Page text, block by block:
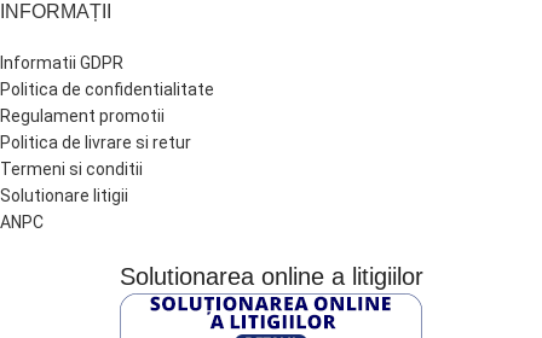
INFORMAȚII
Informatii GDPR
Politica de confidentialitate
Regulament promotii
Politica de livrare si retur
Termeni si conditii
Solutionare litigii
ANPC
Solutionarea online a litigiilor